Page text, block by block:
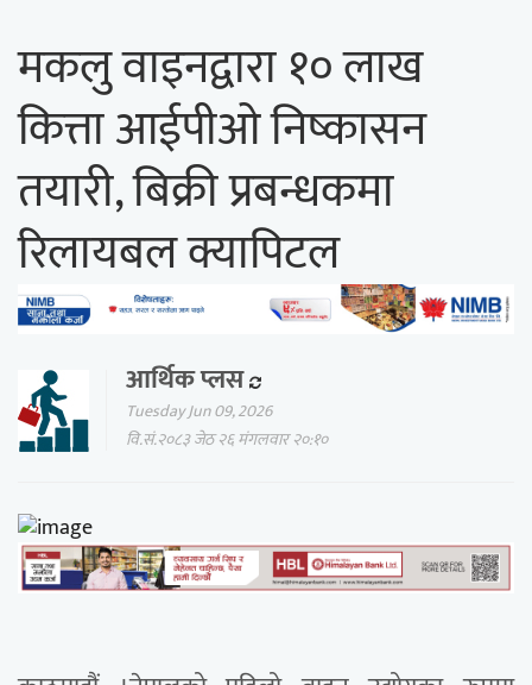
मकलु वाइनद्वारा १० लाख
कित्ता आईपीओ निष्कासन
तयारी, बिक्री प्रबन्धकमा
रिलायबल क्यापिटल
आर्थिक प्लस
Tuesday Jun 09, 2026
वि.सं.२०८३ जेठ २६ मंगलवार २०:१०